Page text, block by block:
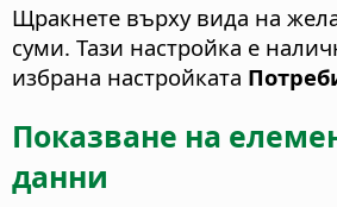
Щракнете върху вида на
суми. Тази настройка е
избрана настройката
Показване на
данни